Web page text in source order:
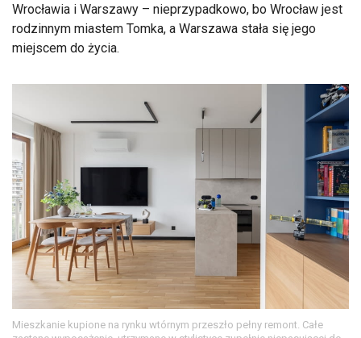
Wrocławia i Warszawy – nieprzypadkowo, bo Wrocław jest
rodzinnym miastem Tomka, a Warszawa stała się jego
miejscem do życia.
Mieszkanie kupione na rynku wtórnym przeszło pełny remont. Całe